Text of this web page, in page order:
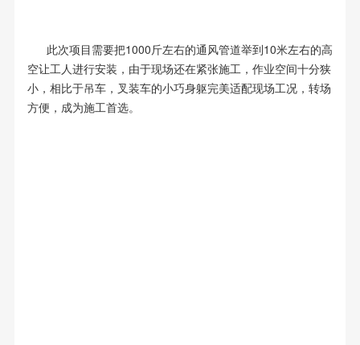
此次项目需要把1000斤左右的通风管道举到10米左右的高
空让工人进行安装，由于现场还在紧张施工，作业空间十分狭
小，相比于吊车，叉装车的小巧身躯完美适配现场工况，转场
方便，成为施工首选。